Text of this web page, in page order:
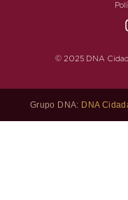
© 2025 DNA
Grupo DNA: DNA